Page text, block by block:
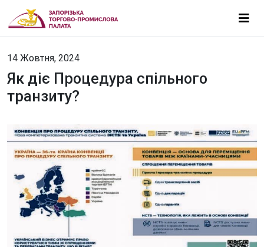
14 Жовтня, 2024
Як діє Процедура спільного
транзиту?